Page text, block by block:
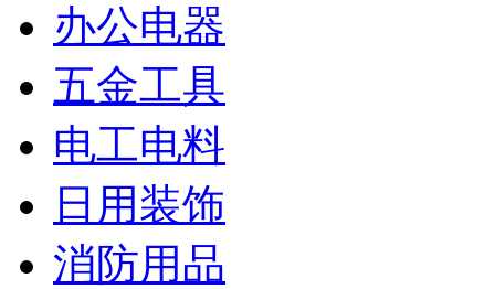
办公电器
五金工具
电工电料
日用装饰
消防用品